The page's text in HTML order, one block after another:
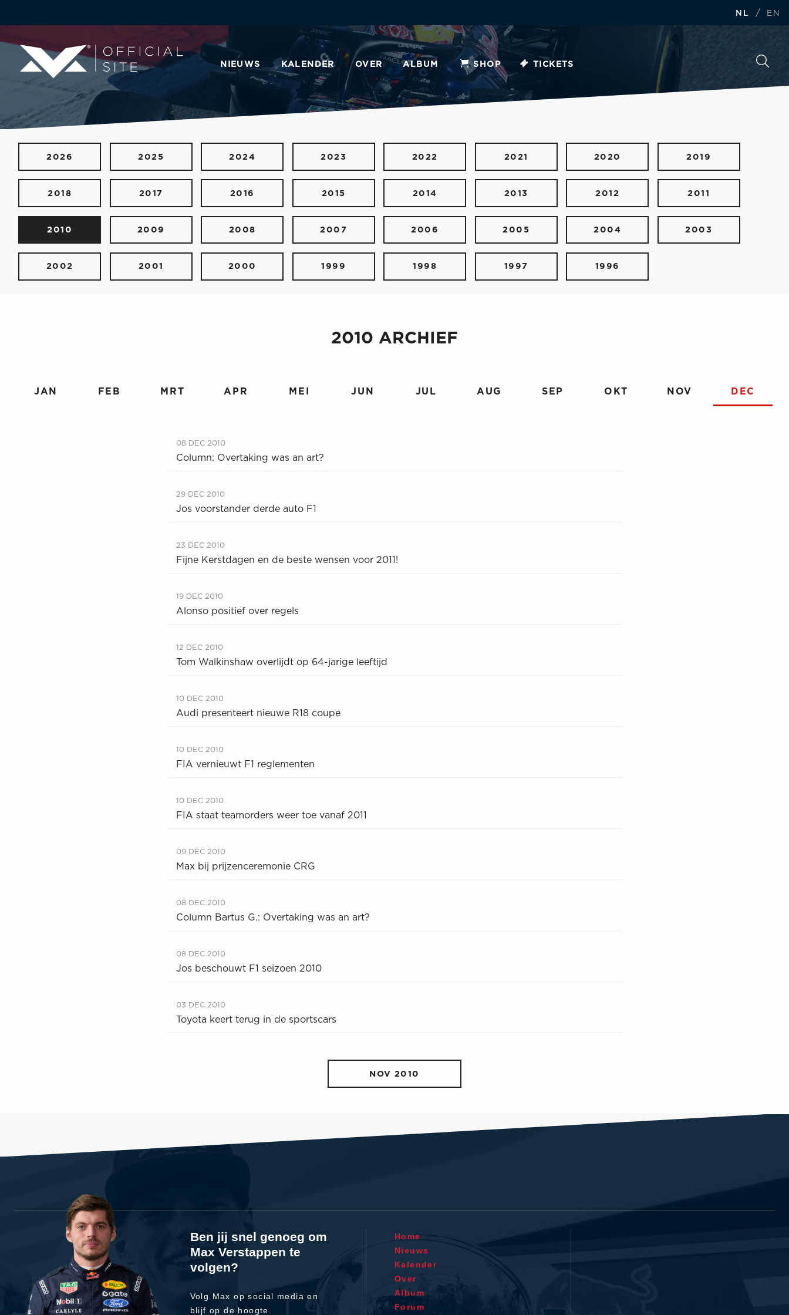
NL / EN
NIEUWS KALENDER OVER ALBUM SHOP TICKETS
2026 2025 2024 2023 2022 2021 2020 2019
2018 2017 2016 2015 2014 2013 2012 2011
2010 2009 2008 2007 2006 2005 2004 2003
2002 2001 2000 1999 1998 1997 1996
2010 ARCHIEF
JAN FEB MRT APR MEI JUN JUL AUG SEP OKT NOV DEC
08 DEC 2010
Column: Overtaking was an art?
29 DEC 2010
Jos voorstander derde auto F1
23 DEC 2010
Fijne Kerstdagen en de beste wensen voor 2011!
19 DEC 2010
Alonso positief over regels
12 DEC 2010
Tom Walkinshaw overlijdt op 64-jarige leeftijd
10 DEC 2010
Audi presenteert nieuwe R18 coupe
10 DEC 2010
FIA vernieuwt F1 reglementen
10 DEC 2010
FIA staat teamorders weer toe vanaf 2011
09 DEC 2010
Max bij prijzenceremonie CRG
08 DEC 2010
Column Bartus G.: Overtaking was an art?
08 DEC 2010
Jos beschouwt F1 seizoen 2010
03 DEC 2010
Toyota keert terug in de sportscars
NOV 2010
Ben jij snel genoeg om
Max Verstappen te
volgen?
Volg Max op social media en
blijf op de hoogte.
Home
Nieuws
Kalender
Over
Album
Forum